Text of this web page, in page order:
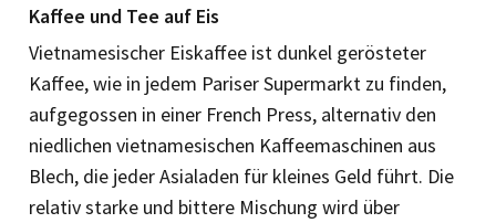
Kaffee und Tee auf Eis
Vietnamesischer Eiskaffee ist dunkel gerösteter
Kaffee, wie in jedem Pariser Supermarkt zu finden,
aufgegossen in einer French Press, alternativ den
niedlichen vietnamesischen Kaffeemaschinen aus
Blech, die jeder Asialaden für kleines Geld führt. Die
relativ starke und bittere Mischung wird über